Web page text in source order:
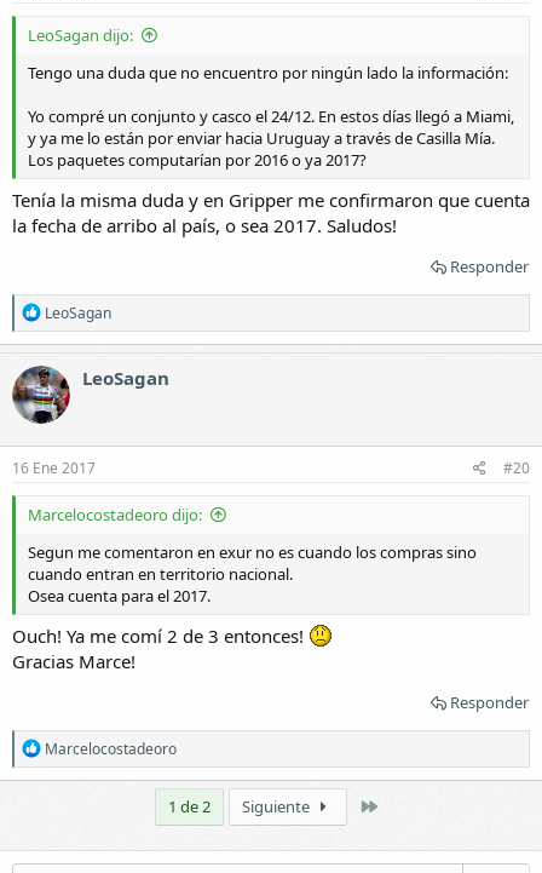
LeoSagan dijo:
Tengo una duda que no encuentro por ningún lado la información:
Yo compré un conjunto y casco el 24/12. En estos días llegó a Miami,
y ya me lo están por enviar hacia Uruguay a través de Casilla Mía.
Los paquetes computarían por 2016 o ya 2017?
Tenía la misma duda y en Gripper me confirmaron que cuenta
la fecha de arribo al país, o sea 2017. Saludos!
Responder
R
e
a
c
c
i
o
n
e
LeoSagan
LeoSagan
16 Ene 2017 #20
Marcelocostadeoro dijo:
Segun me comentaron en exur no es cuando los compras sino
cuando entran en territorio nacional.
Osea cuenta para el 2017.
Ouch! Ya me comí 2 de 3 entonces!
Gracias Marce!
Responder
R
e
a
o
Marcelocostadeoro
1 de 2 Siguiente